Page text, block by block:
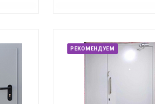
РЕКОМЕНДУЕМ